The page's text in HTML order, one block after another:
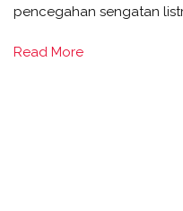
pencegahan sengatan
Read More